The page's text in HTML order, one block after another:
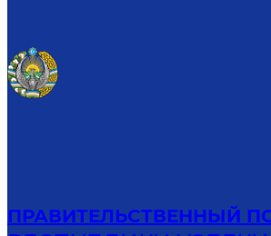
ПРАВИТЕЛЬСТВЕННЫЙ